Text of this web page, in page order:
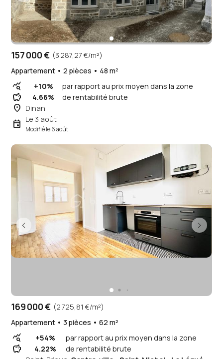
157 000 € (3 287,27 €/m²)
Appartement • 2 pièces • 48 m²
query_stats +10% par rapport au prix moyen dans la zone
savings 4.66% de rentabilité brute
place Dinan
event Le 3 août
Modifié le 6 août
169 000 € (2 725,81 €/m²)
Appartement • 3 pièces • 62 m²
query_stats +54% par rapport au prix moyen dans la zone
savings 4.22% de rentabilité brute